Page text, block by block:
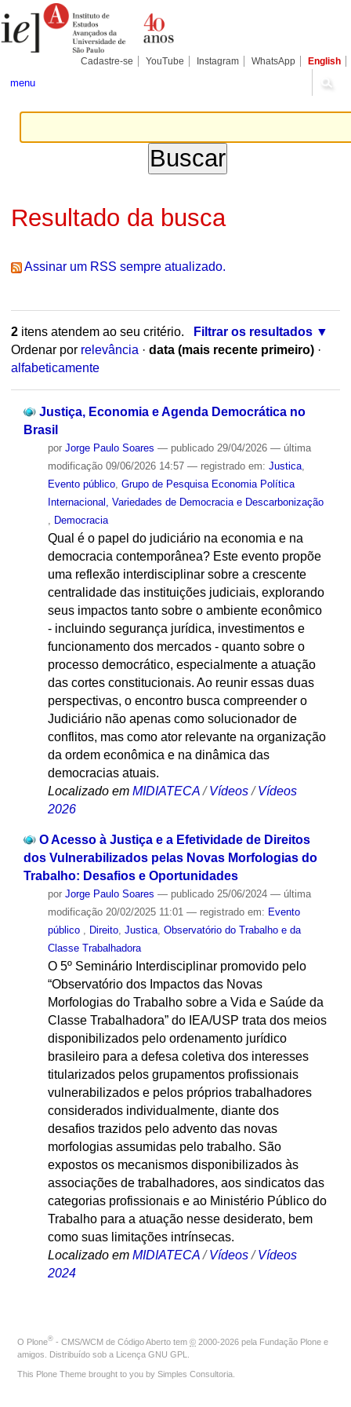
para
conteúdo.
Pessoais
Cadastre-se YouTube Instagram WhatsApp English
menu
Resultado da busca
Assinar um RSS sempre atualizado.
2itens atendem ao seu critério.
Filtrar os resultados
Ordenar por relevância · data (mais recente primeiro) ·
alfabeticamente
Justiça, Economia e Agenda Democrática no
Brasil
por Jorge Paulo Soares — publicado29/04/2026 — última
modificação09/06/2026 14:57 — registrado em: Justica,
Evento público, Grupo de Pesquisa Economia Política
Internacional, Variedades de Democracia e Descarbonização
Democracia
Qual é o papel do judiciário na economia e na
democracia contemporânea? Este evento propõe
uma reflexão interdisciplinar sobre a crescente
centralidade das instituições judiciais, explorando
seus impactos tanto sobre o ambiente econômico
- incluindo segurança jurídica, investimentos e
funcionamento dos mercados - quanto sobre o
processo democrático, especialmente a atuação
das cortes constitucionais. Ao reunir essas duas
perspectivas, o encontro busca compreender o
Judiciário não apenas como solucionador de
conflitos, mas como ator relevante na organização
da ordem econômica e na dinâmica das
democracias atuais.
Localizado em MIDIATECA /Vídeos /Vídeos
2026
O Acesso à Justiça e a Efetividade de Direitos
dos Vulnerabilizados pelas Novas Morfologias do
Trabalho: Desafios e Oportunidades
por Jorge Paulo Soares — publicado25/06/2024 — última
modificação20/02/2025 11:01 — registrado em: Evento
público
Direito, Justica, Observatório do Trabalho e da
Classe Trabalhadora
O 5º Seminário Interdisciplinar promovido pelo
“Observatório dos Impactos das Novas
Morfologias do Trabalho sobre a Vida e Saúde da
Classe Trabalhadora” do IEA/USP trata dos meios
disponibilizados pelo ordenamento jurídico
brasileiro para a defesa coletiva dos interesses
titularizados pelos grupamentos profissionais
vulnerabilizados e pelos próprios trabalhadores
considerados individualmente, diante dos
desafios trazidos pelo advento das novas
morfologias assumidas pelo trabalho. São
expostos os mecanismos disponibilizados às
associações de trabalhadores, aos sindicatos das
categorias profissionais e ao Ministério Público do
Trabalho para a atuação nesse desiderato, bem
como suas limitações intrínsecas.
Localizado em MIDIATECA /Vídeos /Vídeos
2024
O Plone® - CMS/WCM de Código Aberto tem © 2000-2026 pela Fundação Plone e
amigos. Distribuído sob a Licença GNU GPL
This Plone Theme brought to you by Simples Consultoria